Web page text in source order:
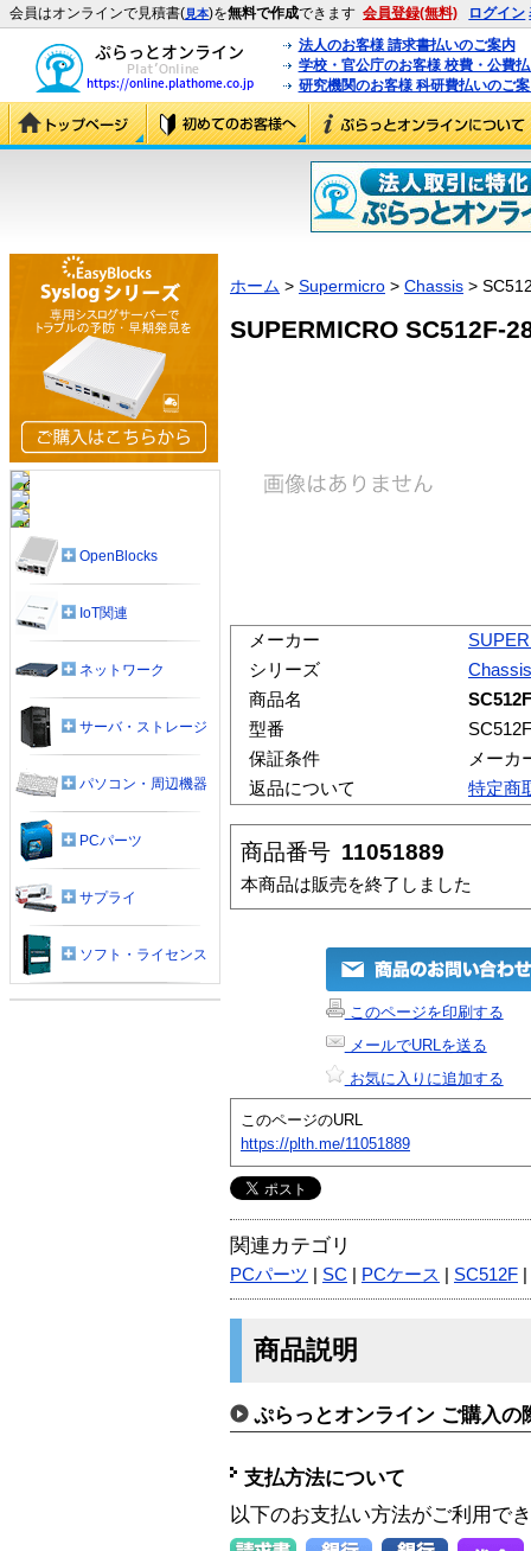
会員はオンラインで見積書(見本)を無料で作成できます 会員登録(無料) ログイン
法人のお客様 請求書払いのご案内
学校・官公庁のお客様 校費・公費
研究機関のお客様 科研費払いのご
ホーム > Supermicro > Chassis >
SUPERMICRO SC512F-
メーカー
シリーズ
Chassis
商品名
型番
保証条件
メーカ
返品について
特定商
商品番号 11051889
本商品は販売を終了しました
このページを印刷する
メールでURLを送る
お気に入りに追加する
このページのURL
https://plth.me/11051889
関連カテゴリ
PCパーツ SC PCケース SC512F
商品説明
ぷらっとオンライン ご購入の
支払方法について
以下のお支払い方法がご利用で
OpenBlocks
IoT関連
ネットワーク
サーバ・ストレージ
パソコン・周辺機器
PCパーツ
サプライ
ソフト・ライセンス